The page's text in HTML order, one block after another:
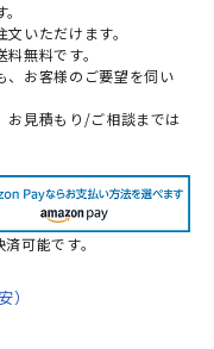
いただけます。
無料です。
、お客様のご要望を伺い
お見積もり/ご相談までは
可能です。
）